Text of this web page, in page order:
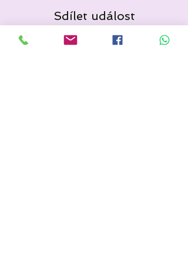
Sdílet událost